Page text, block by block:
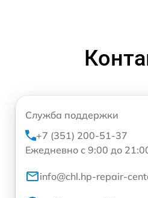
Служба поддержки
+7 (351) 200-51-37
Ежедневно с 9:00 до
info@chl.hp-repair-